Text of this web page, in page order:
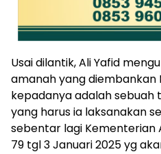
Usai dilantik, Ali Yafid
amanah yang diembankan
kepadanya adalah sebuah
yang harus ia laksanakan
sebentar lagi Kementerian
79 tgl 3 Januari 2025 yg